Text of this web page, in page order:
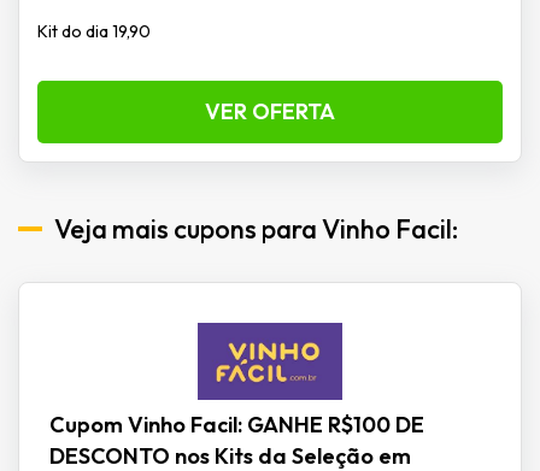
Kit do dia 19,90
VER OFERTA
Veja mais cupons para Vinho Facil:
Cupom Vinho Facil: GANHE R$100 DE
DESCONTO nos Kits da Seleção em